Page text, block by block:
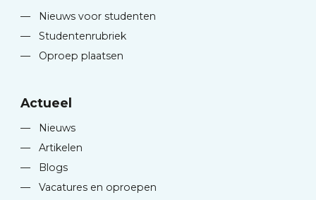
—
Nieuws voor studenten
—
Studentenrubriek
—
Oproep plaatsen
Actueel
—
Nieuws
—
Artikelen
—
Blogs
—
Vacatures en oproepen